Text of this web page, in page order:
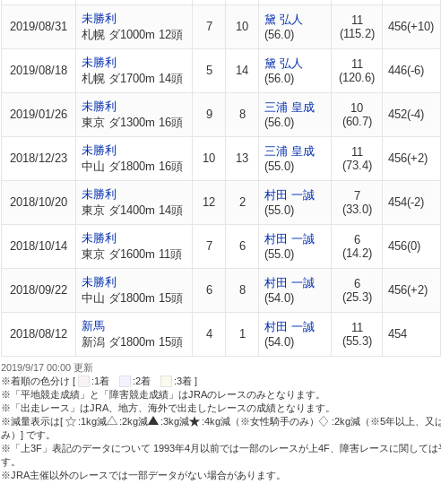
2019/08/31
未勝利
札幌 ダ1000m 12頭
7 10
黛 弘人
(56.0)
11
(115.2)
456(+10)
2019/08/18
未勝利
札幌 ダ1700m 14頭
5 14
黛 弘人
(56.0)
11
(120.6)
446(-6)
2019/01/26
未勝利
東京 ダ1300m 16頭
9 8
三浦 皇成
(56.0)
10
(60.7)
452(-4)
2018/12/23
未勝利
中山 ダ1800m 16頭
10 13
三浦 皇成
(55.0)
11
(73.4)
456(+2)
2018/10/20
未勝利
東京 ダ1400m 14頭
12 2
村田 一誠
(55.0)
7
(33.0)
454(-2)
2018/10/14
未勝利
東京 ダ1600m 11頭
7 6
村田 一誠
(55.0)
6
(14.2)
456(0)
2018/09/22
未勝利
中山 ダ1800m 15頭
6 8
村田 一誠
(54.0)
6
(25.3)
456(+2)
2018/08/12
新馬
新潟 ダ1800m 15頭
4 1
村田 一誠
(54.0)
11
(55.3)
454
2019/9/17 00:00 更新
※着順の色分け [
:1着 :2着
:3着 ]
※「平地競走成績」と「障害競走成績」はJRAのレースのみとなります。
※「出走レース」はJRA、地方、海外で出走したレースの成績となります。
※減量表示は[
:1kg減 :2kg減 :3kg減 :4kg減（※女性騎手のみ）
:2kg減（※5年以上、又
み）] です。
※「上3F」表記のデータについて 1993年4月以前では一部のレースが上4F、障害レースに関して
す。
※JRA主催以外のレースでは一部データがない場合があります。